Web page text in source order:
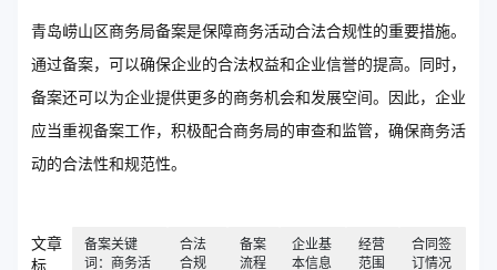
青岛崂山区商务局备案是保障商务活动合法合规性的重要措施。
通过备案，可以确保企业的合法权益和企业信誉的提高。同时，
备案还可以为企业提供更多的商务机会和发展空间。因此，企业
应当重视备案工作，积极配合商务局的审查和监管，确保商务活
动的合法性和规范性。
文章
标
备案关键
词：商务活
合法
合规
备案
流程
企业基
本信息
经营
范围
合同签
订情况